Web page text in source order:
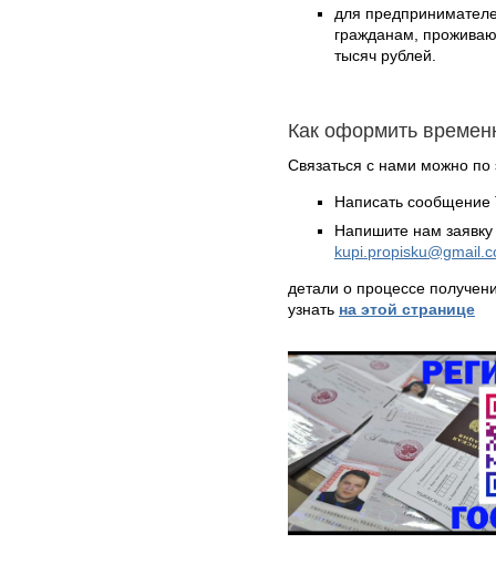
для
гражданам,
тысяч рублей.
Как оформить
Связаться с нами можно по
Написать
Напишите нам
детали о процессе
узнать на этой странице